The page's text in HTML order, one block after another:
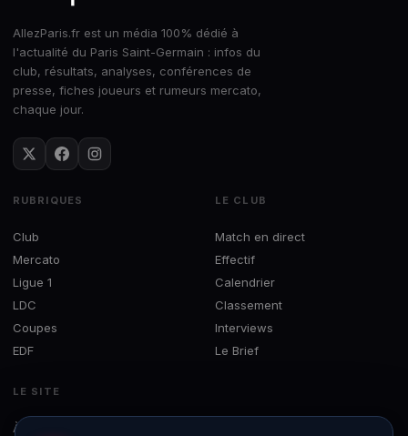
AllezParis.fr est un média 100% dédié à
l'actualité du Paris Saint-Germain : infos du
club, résultats, analyses, conférences de
presse, fiches joueurs et rumeurs mercato,
chaque jour.
RUBRIQUES
Club
Mercato
Ligue 1
LDC
Coupes
EDF
LE CLUB
Match en direct
Effectif
Calendrier
Classement
Interviews
Le Brief
LE SITE
À propos